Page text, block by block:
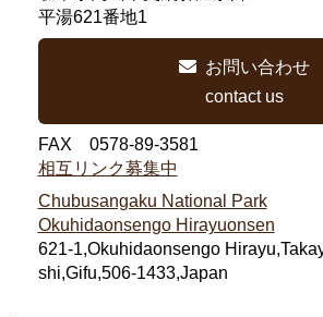
平湯621番地1
お問い合わせ
contact us
FAX 0578-89-3581
相互リンク募集中
Chubusangaku National Park
Okuhidaonsengo Hirayuonsen
621-1,Okuhidaonsengo
shi,Gifu,506-1433,Japan